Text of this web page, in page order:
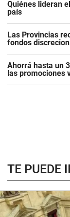
Quiénes lideran
país
Las Provincias
fondos
Ahorrá hasta un
las promociones
TE PUEDE